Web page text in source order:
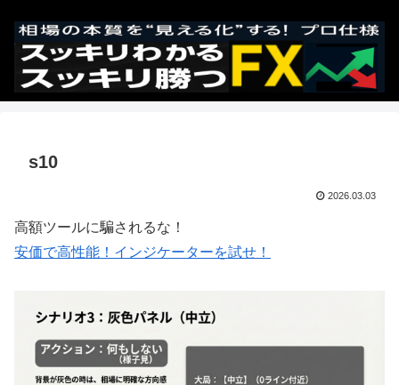
s10
2026.03.03
高額ツールに騙されるな！
安価で高性能！インジケーターを試せ！